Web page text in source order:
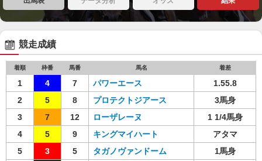
競走成績
着順 枠番 馬番 馬名 着差
1 4 7 パワーエース
1.55.8
2
5 8 プロテクトジアース
3馬身
3
7 12 ローザレーヌ
1 1/4馬身
4
5 9 キングマイハート
アタマ
5
3 5 タガノヴァンドーム
1馬身